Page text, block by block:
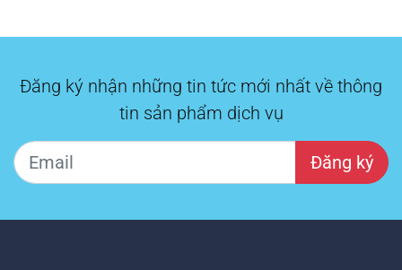
Đăng ký nhận những tin tức mới nhất về thông
tin sản phẩm dịch vụ
Đăng ký